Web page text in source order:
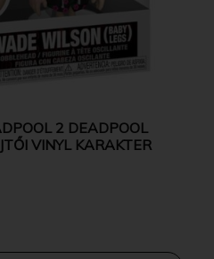
2 DEADPOOL
VINYL KARAKTER